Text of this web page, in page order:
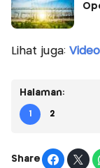
Lihat juga:
Halaman:
1 2
Share